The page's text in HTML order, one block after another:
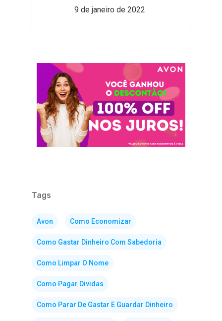
9 de janeiro de 2022
Tags
Avon Como Economizar
Como Gastar Dinheiro Com Sabedoria
Como Limpar O Nome
Como Pagar Dividas
Como Parar De Gastar E Guardar Dinheiro